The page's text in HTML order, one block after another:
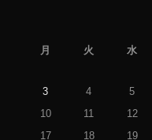
月 火 水
3
4 5
10
11 12
17
18 19